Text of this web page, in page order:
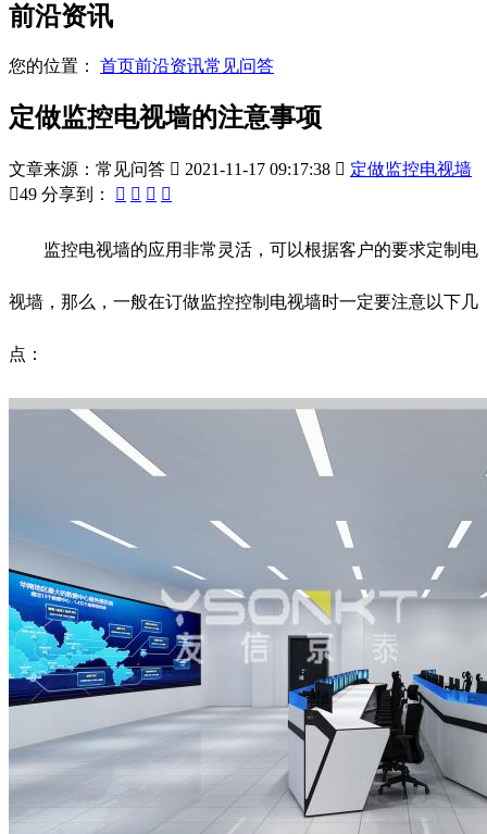
前沿资讯
您的位置： 首页前沿资讯常见问答
定做监控电视墙的注意事项
文章来源：常见问答  2021-11-17 09:17:38  定做监控电视墙
49 分享到：    
监控电视墙的应用非常灵活，可以根据客户的要求定制电
视墙，那么，一般在订做监控控制电视墙时一定要注意以下几
点：